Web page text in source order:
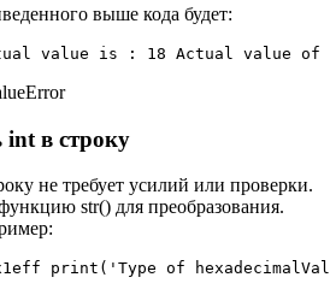
выше кода будет:
value is : 18 Actual value
int в строку
не требует усилий или проверки.
str() для преобразования.
print('Type of